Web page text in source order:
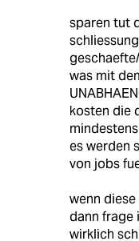
sparen tut
was mit
kosten die
es werden
von jobs
wenn
dann frage
wirklich